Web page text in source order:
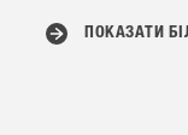
ПОКАЗАТИ